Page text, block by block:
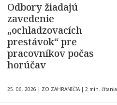
Odbory žiadajú
zavedenie
„ochladzovacích
prestávok“ pre
pracovníkov počas
horúčav
25. 06. 2026 | ZO ZAHRANIČIA | 2 min. čítania